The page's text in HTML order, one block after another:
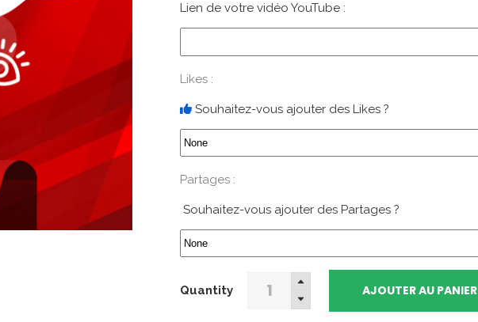
Lien de votre vidéo YouTube :
Likes :
Souhaitez-vous ajouter des Likes ?
Partages :
Souhaitez-vous ajouter des Partages ?
Quantity
50000
AJOUTER AU PANIER